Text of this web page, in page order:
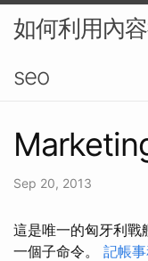
如何利用內
seo
Sep 20, 2013
這是唯一的匈牙利戰
一個子命令。 記帳